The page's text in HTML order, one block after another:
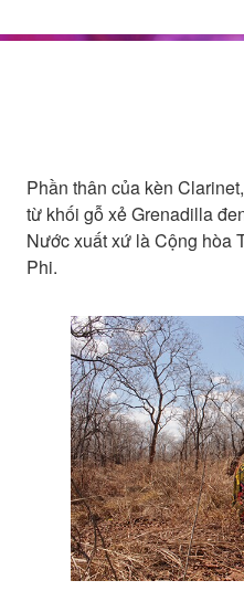
Phần thân của kèn
từ khối gỗ xẻ Grenadilla
Nước xuất xứ là Cộng hòa
Phi.